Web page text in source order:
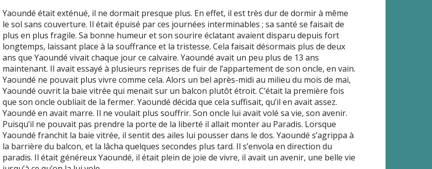
Yaoundé était exténué, il ne dormait presque plus. En effet, il est très dur de dormir à même
le sol sans couverture. Il était épuisé par ces journées interminables ; sa santé se faisait de
plus en plus fragile. Sa bonne humeur et son sourire éclatant avaient disparu depuis fort
longtemps, laissant place à la souffrance et la tristesse. Cela faisait désormais plus de deux
ans que Yaoundé vivait chaque jour ce calvaire. Yaoundé avait un peu plus de 13 ans
maintenant. Il avait essayé à plusieurs reprises de fuir de l’appartement de son oncle, en vain.
Yaoundé ne pouvait plus vivre comme cela. Alors un bel après-midi au milieu du mois de mai,
Yaoundé ouvrit la baie vitrée qui menait sur un balcon plutôt étroit. C’était la première fois
que son oncle oubliait de la fermer. Yaoundé décida que cela suffisait, qu’il en avait assez.
Yaoundé en avait marre. Il ne voulait plus souffrir. Son oncle lui avait volé sa vie, son avenir.
Puisqu’il ne pouvait pas prendre la porte de la liberté il allait monter au Paradis. Lorsque
Yaoundé franchit la baie vitrée, il sentit des ailes lui pousser dans le dos. Yaoundé s’agrippa à
la barrière du balcon, et la lâcha quelques secondes plus tard. Il s’envola en direction du
paradis. Il était généreux Yaoundé, il était plein de joie de vivre, il avait un avenir, une belle vie